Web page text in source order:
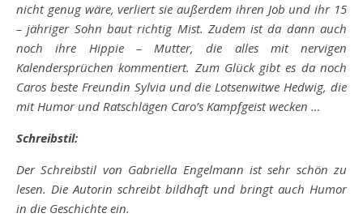
nicht genug wäre, verliert sie außerdem ihren Job und ihr 15
– jähriger Sohn baut richtig Mist. Zudem ist da dann auch
noch ihre Hippie – Mutter, die alles mit nervigen
Kalendersprüchen kommentiert. Zum Glück gibt es da noch
Caros beste Freundin Sylvia und die Lotsenwitwe Hedwig, die
mit Humor und Ratschlägen Caro’s Kampfgeist wecken …
Schreibstil:
Der Schreibstil von Gabriella Engelmann ist sehr schön zu
lesen. Die Autorin schreibt bildhaft und bringt auch Humor
in die Geschichte ein.